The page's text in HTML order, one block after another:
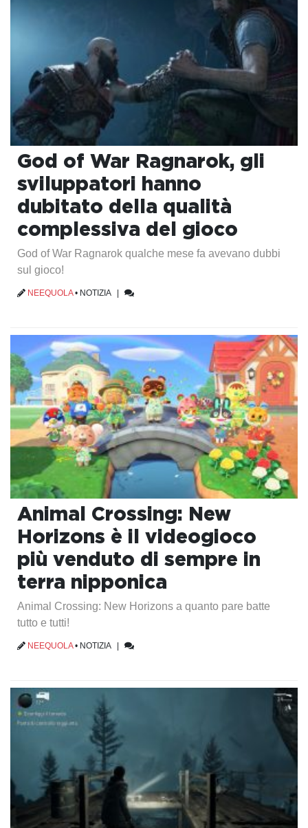
God of War Ragnarok, gli
sviluppatori hanno
dubitato della qualità
complessiva del gioco
God of War Ragnarok qualche mese fa avevano dubbi
sul gioco!
NEEQUOLA• NOTIZIA|
Animal Crossing: New
Horizons è il videogioco
più venduto di sempre in
terra nipponica
Animal Crossing: New Horizons a quanto pare batte
tutto e tutti!
NEEQUOLA• NOTIZIA|